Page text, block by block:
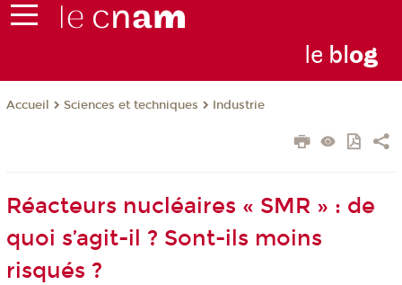
le blog
Accueil Sciences et techniques Industrie
Réacteurs nucléaires « SMR » : de
quoi s’agit-il ? Sont-ils moins
risqués ?